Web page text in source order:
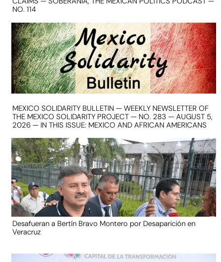
NO. 114
MEXICO SOLIDARITY BULLETIN — WEEKLY NEWSLETTER OF
THE MEXICO SOLIDARITY PROJECT — NO. 283 — AUGUST 5,
2026 — IN THIS ISSUE: MEXICO AND AFRICAN AMERICANS
Desafueran a Bertín Bravo Montero por Desaparición en
Veracruz